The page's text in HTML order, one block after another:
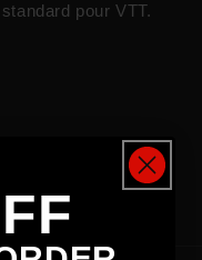
pour VTT.